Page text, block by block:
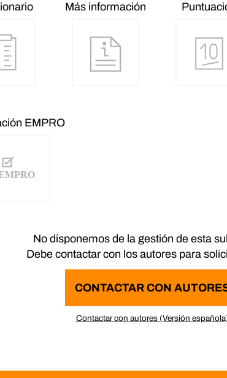
Más información
EMPRO
No disponemos de la gestión de esta
Debe contactar con los autores para
CONTACTAR CON
Contactar con autores (Versión